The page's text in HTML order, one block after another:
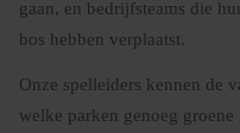
gaan, en bedrijfsteams die
bos hebben verplaatst.
Onze spelleiders kennen de
welke parken genoeg